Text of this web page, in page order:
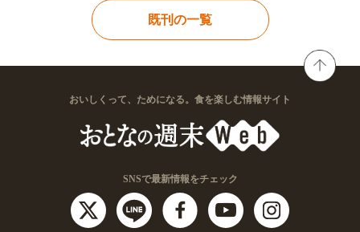
既刊の一覧
おいしくって、ためになる。食を楽しむ情報サイト
SNSで最新情報をチェック